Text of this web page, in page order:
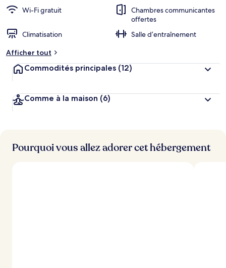
o
p
a
o
Wi-Fi gratuit
Chambres communicantes
offertes
Climatisation
Salle d’entraînement
Afficher tout
Commodités principales (12)
Comme à la maison (6)
Pourquoi vous allez adorer cet hébergement